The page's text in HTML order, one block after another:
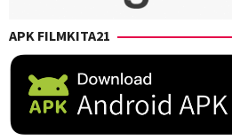
APK FILMKITA21